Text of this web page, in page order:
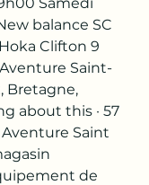
balance SC
Clifton 9
Saint-
Bretagne,
about this · 57
Saint
de